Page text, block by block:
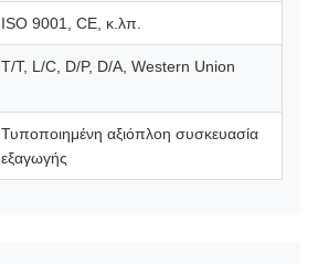
ISO 9001, CE, κ.λπ.
T/T, L/C, D/P, D/A, Western Union
Τυποποιημένη αξιόπλοη ​​συσκευασία
εξαγωγής